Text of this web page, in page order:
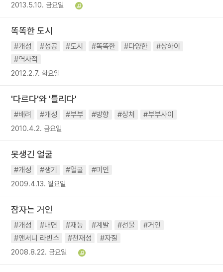
2013.5.10. 금요일
똑똑한 도시
#개성 #성공 #도시 #똑똑한 #다양한
#상하이
#역사적
2012.2.7. 화요일
'다르다'와 '틀리다'
#배려 #개성 #부부 #방향 #상처 #부부사이
2010.4.2. 금요일
못생긴 얼굴
#개성 #생기 #얼굴 #미인
2009.4.13. 월요일
잠자는 거인
#개성 #내면 #재능 #계발 #선물
#거인
#앤서니 라빈스
#천재성 #자질
2008.8.22. 금요일